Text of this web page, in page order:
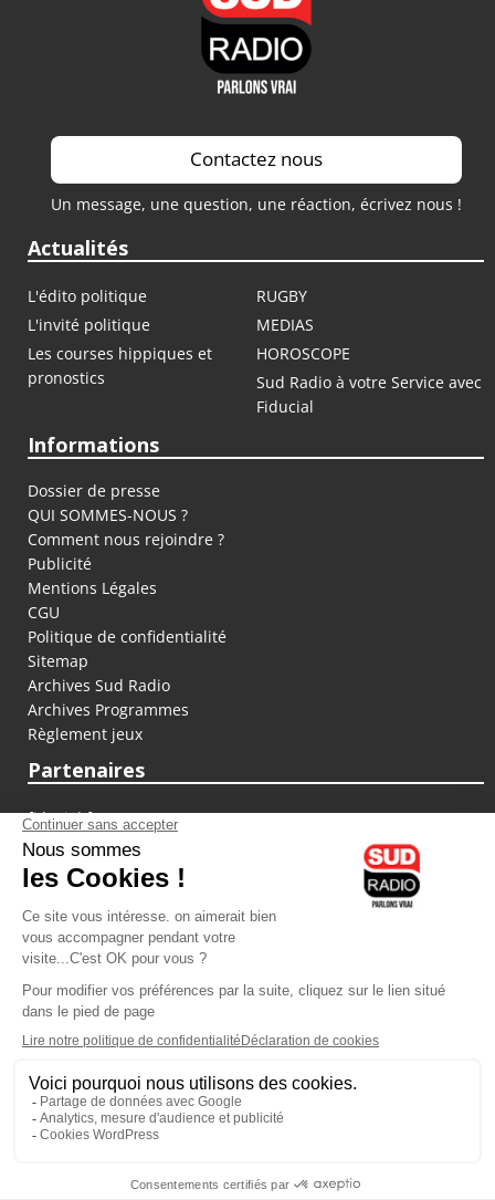
Contactez nous
Un message, une question, une réaction, écrivez nous !
Actualités
L'édito politique
RUGBY
L'invité politique
MEDIAS
Les courses hippiques et
pronostics
HOROSCOPE
Sud Radio à votre Service avec
Fiducial
Informations
Dossier de presse
QUI SOMMES-NOUS ?
Comment nous rejoindre ?
Publicité
Mentions Légales
CGU
Politique de confidentialité
Sitemap
Archives Sud Radio
Archives Programmes
Règlement jeux
Partenaires
fiducial.fr
lyoncapitale.fr
olympique-et-lyonnais.com
L'application Iphone / Android
Téléchargez l'application
Les cookies
Gestion des cookies
Crédit photos : ©Sud Radio / Pierre Olivier